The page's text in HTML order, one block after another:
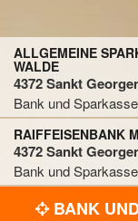
ALLGEMEINE
WALDE
4372 Sankt
Bank und Sparkasse
RAIFFEISENBANK
4372 Sankt
Bank und Sparkasse
BANK